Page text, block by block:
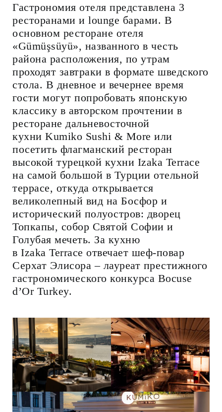
Гастрономия отеля представлена 3
ресторанами и lounge барами. В
основном ресторане отеля
«Gümüşsüyü», названного в честь
района расположения, по утрам
проходят завтраки в формате шведского
стола. В дневное и вечернее время
гости могут попробовать японскую
классику в авторском прочтении в
ресторане дальневосточной
кухни Kumiko Sushi & More или
посетить флагманский ресторан
высокой турецкой кухни Izaka Terrace
на самой большой в Турции отельной
террасе, откуда открывается
великолепный вид на Босфор и
исторический полуостров: дворец
Топкапы, собор Святой Софии и
Голубая мечеть. За кухню
в Izaka Terrace отвечает шеф-повар
Серхат Элисора – лауреат престижного
гастрономического конкурса Bocuse
d’Or Turkey.